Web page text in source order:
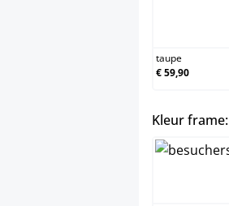
taupe
€ 59,90
Kleur frame: